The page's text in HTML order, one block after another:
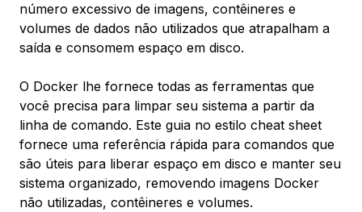
número excessivo de imagens, contêineres e
volumes de dados não utilizados que atrapalham a
saída e consomem espaço em disco.
O Docker lhe fornece todas as ferramentas que
você precisa para limpar seu sistema a partir da
linha de comando. Este guia no estilo cheat sheet
fornece uma referência rápida para comandos que
são úteis para liberar espaço em disco e manter seu
sistema organizado, removendo imagens Docker
não utilizadas, contêineres e volumes.